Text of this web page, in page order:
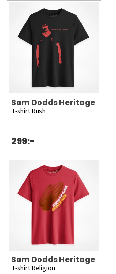
Sam Dodds Heritage
T-shirt Rush
299:-
Sam Dodds Heritage
T-shirt Religion